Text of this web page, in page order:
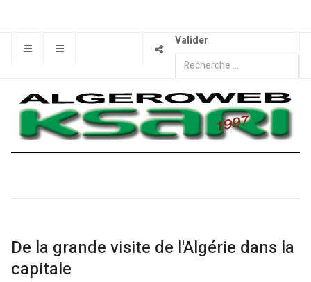
Valider
De la grande visite de l'Algérie dans la
capitale